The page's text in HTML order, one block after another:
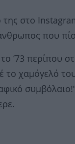
στο
που
’73 περίπου
το χαμόγελό